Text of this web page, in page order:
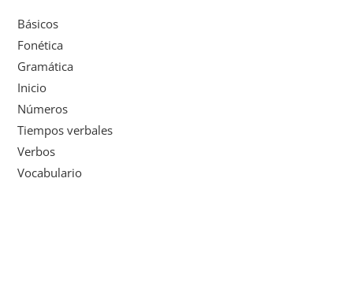
Básicos
Fonética
Gramática
Inicio
Números
Tiempos verbales
Verbos
Vocabulario